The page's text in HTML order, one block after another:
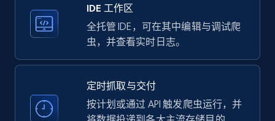
LinkedIn company information
ID, Name, Country code, Locations, Followers,
Employees in linkedin, About, Specialties, and
3.5K+
IDE 工作区
全托管 IDE，可在其中编辑与调试爬
虫，并查看实时日志。
定时抓取与交付
按计划或通过 API 触发爬虫运行，并